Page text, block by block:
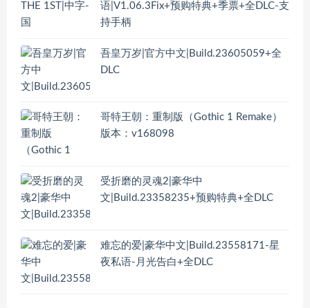
语|V1.06.3Fix+预购特典+季票+全DLC-支
持手柄
吾皇万岁|官方中文|Build.23605059+全
DLC
哥特王朝：重制版（Gothic 1 Remake）
版本：v168098
受折磨的灵魂2|豪华中
文|Build.23358235+预购特典+全DLC
难忘的爱|豪华中文|Build.23558171-星
夜私语-月光告白+全DLC